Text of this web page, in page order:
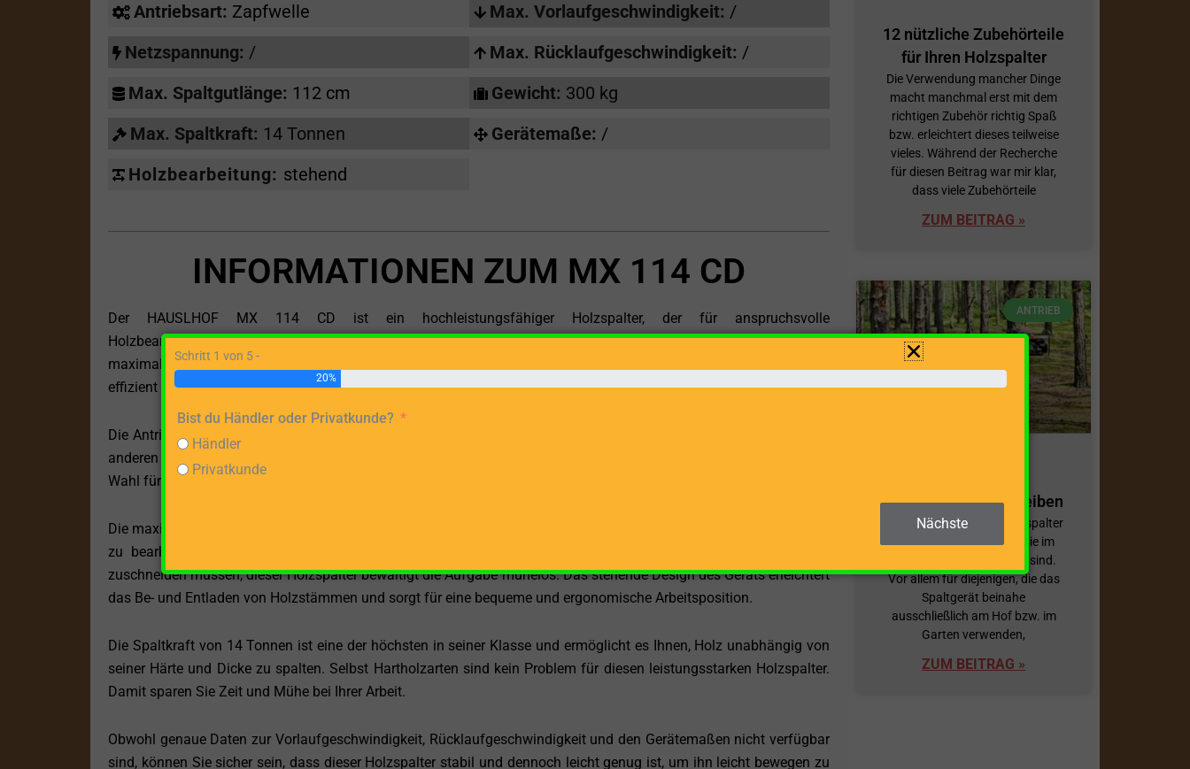
Antriebsart: Zapfwelle
Netzspannung: /
Max. Spaltgutlänge: 112 cm
Max. Spaltkraft: 14 Tonnen
Holzbearbeitung: stehend
Max. Vorlaufgeschwindigkeit: /
Max. Rücklaufgeschwindigkeit: /
Gewicht: 300 kg
Gerätemaße: /
INFORMATIONEN ZUM MX 114 CD
Der HAUSLHOF MX 114 CD ist ein hochleistungsfähiger Holzspalter, der für anspruchsvolle
Holzbearbeitungsaufgaben entwickelt wurde. Mit einer beeindruckenden Spaltkraft von 14 Tonnen und einer
maximalen Spaltgutlänge von 112 cm ist dieses Gerät ideal für Profis, Bauern und alle, die große Holzmengen
effizient verarbeiten müssen.
Die Antriebsart des HAUSLHOF MX 114 CD ist die Zapfwelle, was bedeutet, dass er die Energie von Traktoren oder
anderen geeigneten Maschinen nutzt, um Holz mit Leichtigkeit zu spalten. Dies macht ihn zu einer ausgezeichneten
Wahl für landwirtschaftliche Betriebe und Holzverarbeiter, die bereits Zugang zu solchen Maschinen haben.
Die maximale Spaltgutlänge von 112 cm ist beeindruckend und ermöglicht es Ihnen, selbst sehr lange Holzstämme
zu bearbeiten. Egal, ob Sie Brennholz für den Winter vorbereiten oder Holz für Bau- und Handwerksprojekte
zuschneiden müssen, dieser Holzspalter bewältigt die Aufgabe mühelos. Das stehende Design des Geräts erleichtert
das Be- und Entladen von Holzstämmen und sorgt für eine bequeme und ergonomische Arbeitsposition.
Die Spaltkraft von 14 Tonnen ist eine der höchsten in seiner Klasse und ermöglicht es Ihnen, Holz unabhängig von
seiner Härte und Dicke zu spalten. Selbst Hartholzarten sind kein Problem für diesen leistungsstarken Holzspalter.
Damit sparen Sie Zeit und Mühe bei Ihrer Arbeit.
Obwohl genaue Daten zur Vorlaufgeschwindigkeit, Rücklaufgeschwindigkeit und den Gerätemaßen nicht verfügbar
sind, können Sie sicher sein, dass dieser Holzspalter stabil und dennoch leicht genug ist, um ihn leicht bewegen zu
12 nützliche Zubehörteile
für Ihren Holzspalter
Die Verwendung mancher Dinge
macht manchmal erst mit dem
richtigen Zubehör richtig Spaß
bzw. erleichtert dieses teilweise
vieles. Während der Recherche
für diesen Beitrag war mir klar,
dass viele Zubehörteile
ZUM BEITRAG »
ANTRIEB
Stromaggregat betreiben
Elektrisch betriebene Holzspalter
haben den Vorteil, dass sie im
Betrieb in der Regel leiser sind.
Vor allem für diejenigen, die das
Spaltgerät beinahe
ausschließlich am Hof bzw. im
Garten verwenden,
ZUM BEITRAG »
Schritt 1 von 5 -
20%
Bist du Händler oder Privatkunde?
Händler
Privatkunde
Nächste